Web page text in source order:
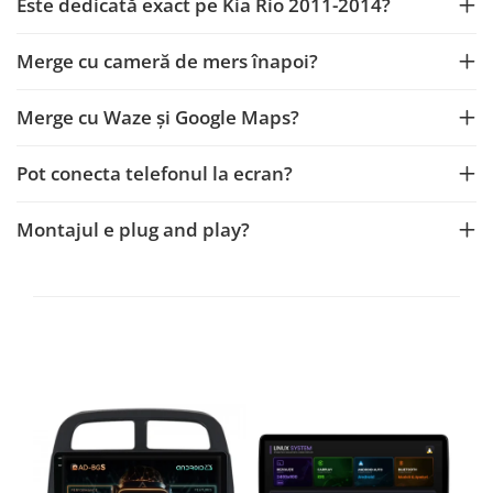
Merge cu cameră de mers înapoi?
Merge cu Waze și Google Maps?
Pot conecta telefonul la ecran?
Montajul e plug and play?